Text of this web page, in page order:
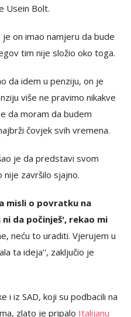
Usein Bolt.
on imao namjeru da bude
tim nije složio oko toga.
da idem u penziju, on je
više ne pravimo nikakve
da moram da budem
čovjek svih vremena.
je da predstavi svom
završilo sjajno.
misli o povratku na
da počinješ', rekao mi
neću to uraditi. Vjerujem u
ta ideja'', zaključio je
i iz SAD, koji su podbacili na
zlato je pripalo Italijanu